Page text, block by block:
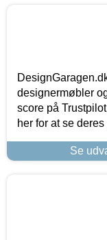
designermøbler
score på
her for at se
Se